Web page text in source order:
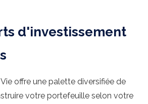
d'investissement
offre une palette diversifiée de
votre portefeuille selon votre